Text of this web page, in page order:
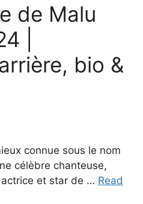
de Malu
|
bio &
connue sous le nom
célèbre chanteuse,
et star de … Read